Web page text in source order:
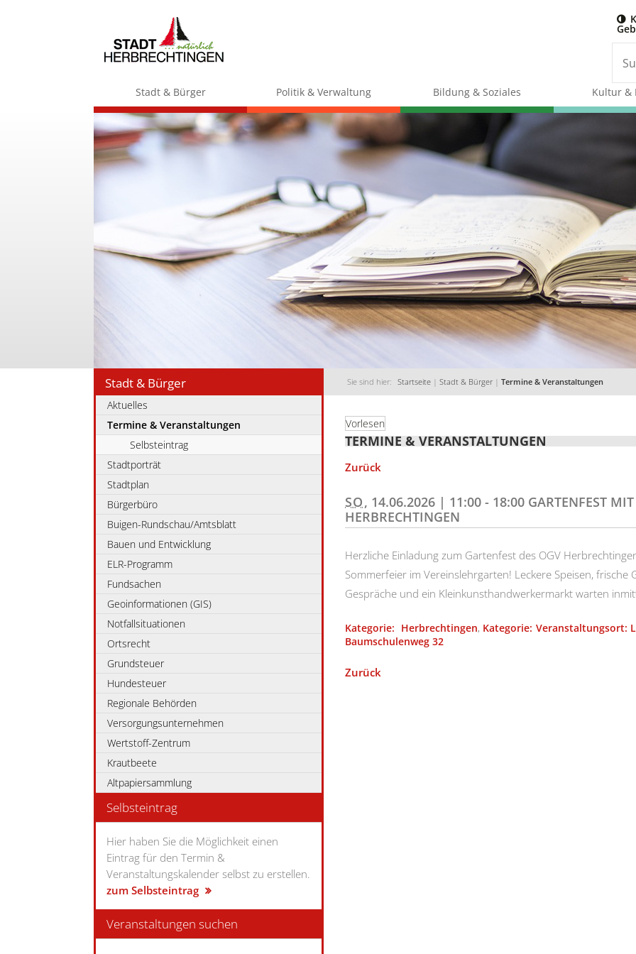
Stadt & Bürger Politik & Verwaltung Bildung & Soziales Kultur &
Stadt & Bürger Sie sind hier: Startseite | Stadt & Bürger | Termine & Veranstaltungen
Aktuelles
Termine & Veranstaltungen
Selbsteintrag
Stadtporträt
Stadtplan
Bürgerbüro
Buigen-Rundschau/Amtsblatt
Bauen und Entwicklung
ELR-Programm
Fundsachen
Geoinformationen (GIS)
Notfallsituationen
Ortsrecht
Grundsteuer
Hundesteuer
Regionale Behörden
Versorgungsunternehmen
Wertstoff-Zentrum
Krautbeete
Altpapiersammlung
Selbsteintrag
Hier haben Sie die Möglichkeit einen
Eintrag für den Termin &
Veranstaltungskalender selbst zu erstellen.
zum Selbsteintrag
Veranstaltungen suchen
Vorlesen
TERMINE & VERANSTALTUNGEN
Zurück
SO, 14.06.2026 | 11:00 - 18:00GARTENFEST MIT
HERBRECHTINGEN
Herzliche Einladung zum Gartenfest des OGV
Sommerfeier im Vereinslehrgarten! Leckere Speisen, frische
Gespräche und ein Kleinkunsthandwerkermarkt warten
Herbrechtingen,
Veranstaltungsort:
Baumschulenweg 32
Zurück